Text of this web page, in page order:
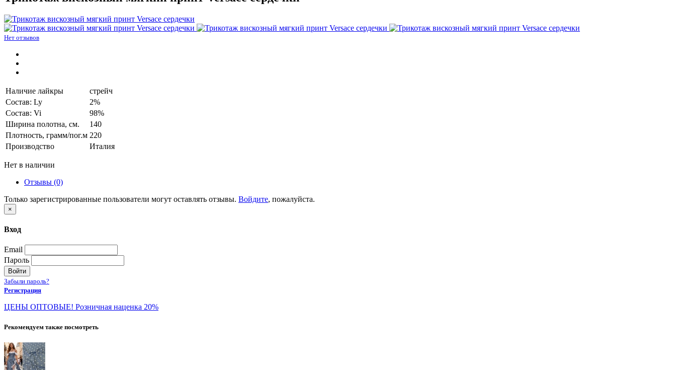
Нет отзывов
Наличие лайкры
стрейч
Состав: Ly
2%
Состав: Vi
98%
Ширина полотна, см.
140
Плотность, грамм/пог.м 220
Производство
Италия
Нет в наличии
Отзывы (0)
Только зарегистрированные пользователи могут оставлять отзывы. Войдите, пожалуйста.
×
Вход
Email
Пароль
Войти
Забыли пароль?
Регистрация
ЦЕНЫ ОПТОВЫЕ! Розничная наценка 20%
Рекомендуем также посмотреть